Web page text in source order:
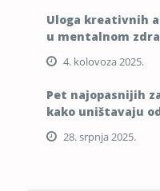
Uloga kreativnih
u mentalnom
4. kolovoza 2025.
Pet najopasnijih
kako uništavaju
28. srpnja 2025.